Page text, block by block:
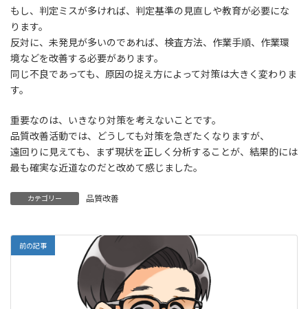
もし、判定ミスが多ければ、判定基準の見直しや教育が必要にな
ります。
反対に、未発見が多いのであれば、検査方法、作業手順、作業環
境などを改善する必要があります。
同じ不良であっても、原因の捉え方によって対策は大きく変わりま
す。
重要なのは、いきなり対策を考えないことです。
品質改善活動では、どうしても対策を急ぎたくなりますが、
遠回りに見えても、まず現状を正しく分析することが、結果的には
最も確実な近道なのだと改めて感じました。
カテゴリー 品質改善
前の記事